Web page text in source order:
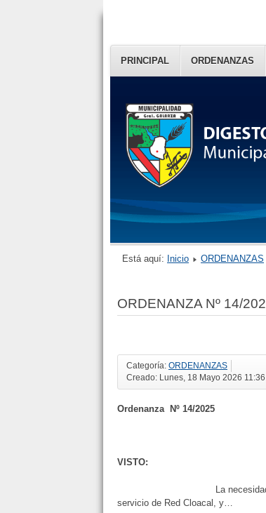
PRINCIPAL ORDENANZAS
Está aquí: Inicio ORDENANZAS
ORDENANZA Nº 14/
Categoría: ORDENANZAS
Creado: Lunes, 18 Mayo 2026 11:36
Ordenanza Nº 14/2025
VISTO:
La necesidad de fijar
servicio de Red Cloacal, y…